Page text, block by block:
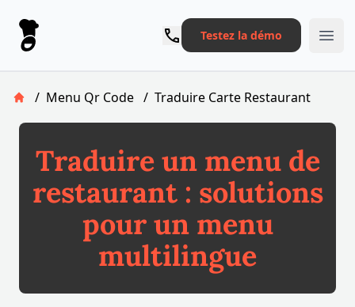
Le Pronto Testez la démo
Retour à la page d'accueil
/ Menu Qr Code / Traduire Carte Restaurant
Traduire un menu de
restaurant : solutions
pour un menu
multilingue